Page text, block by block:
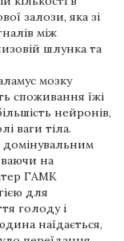
залози, яка зі
між
шлунка та
мозку
споживання їжі
нейронів,
ваги тіла.
на
ГАМК
для
голоду і
наїдається,